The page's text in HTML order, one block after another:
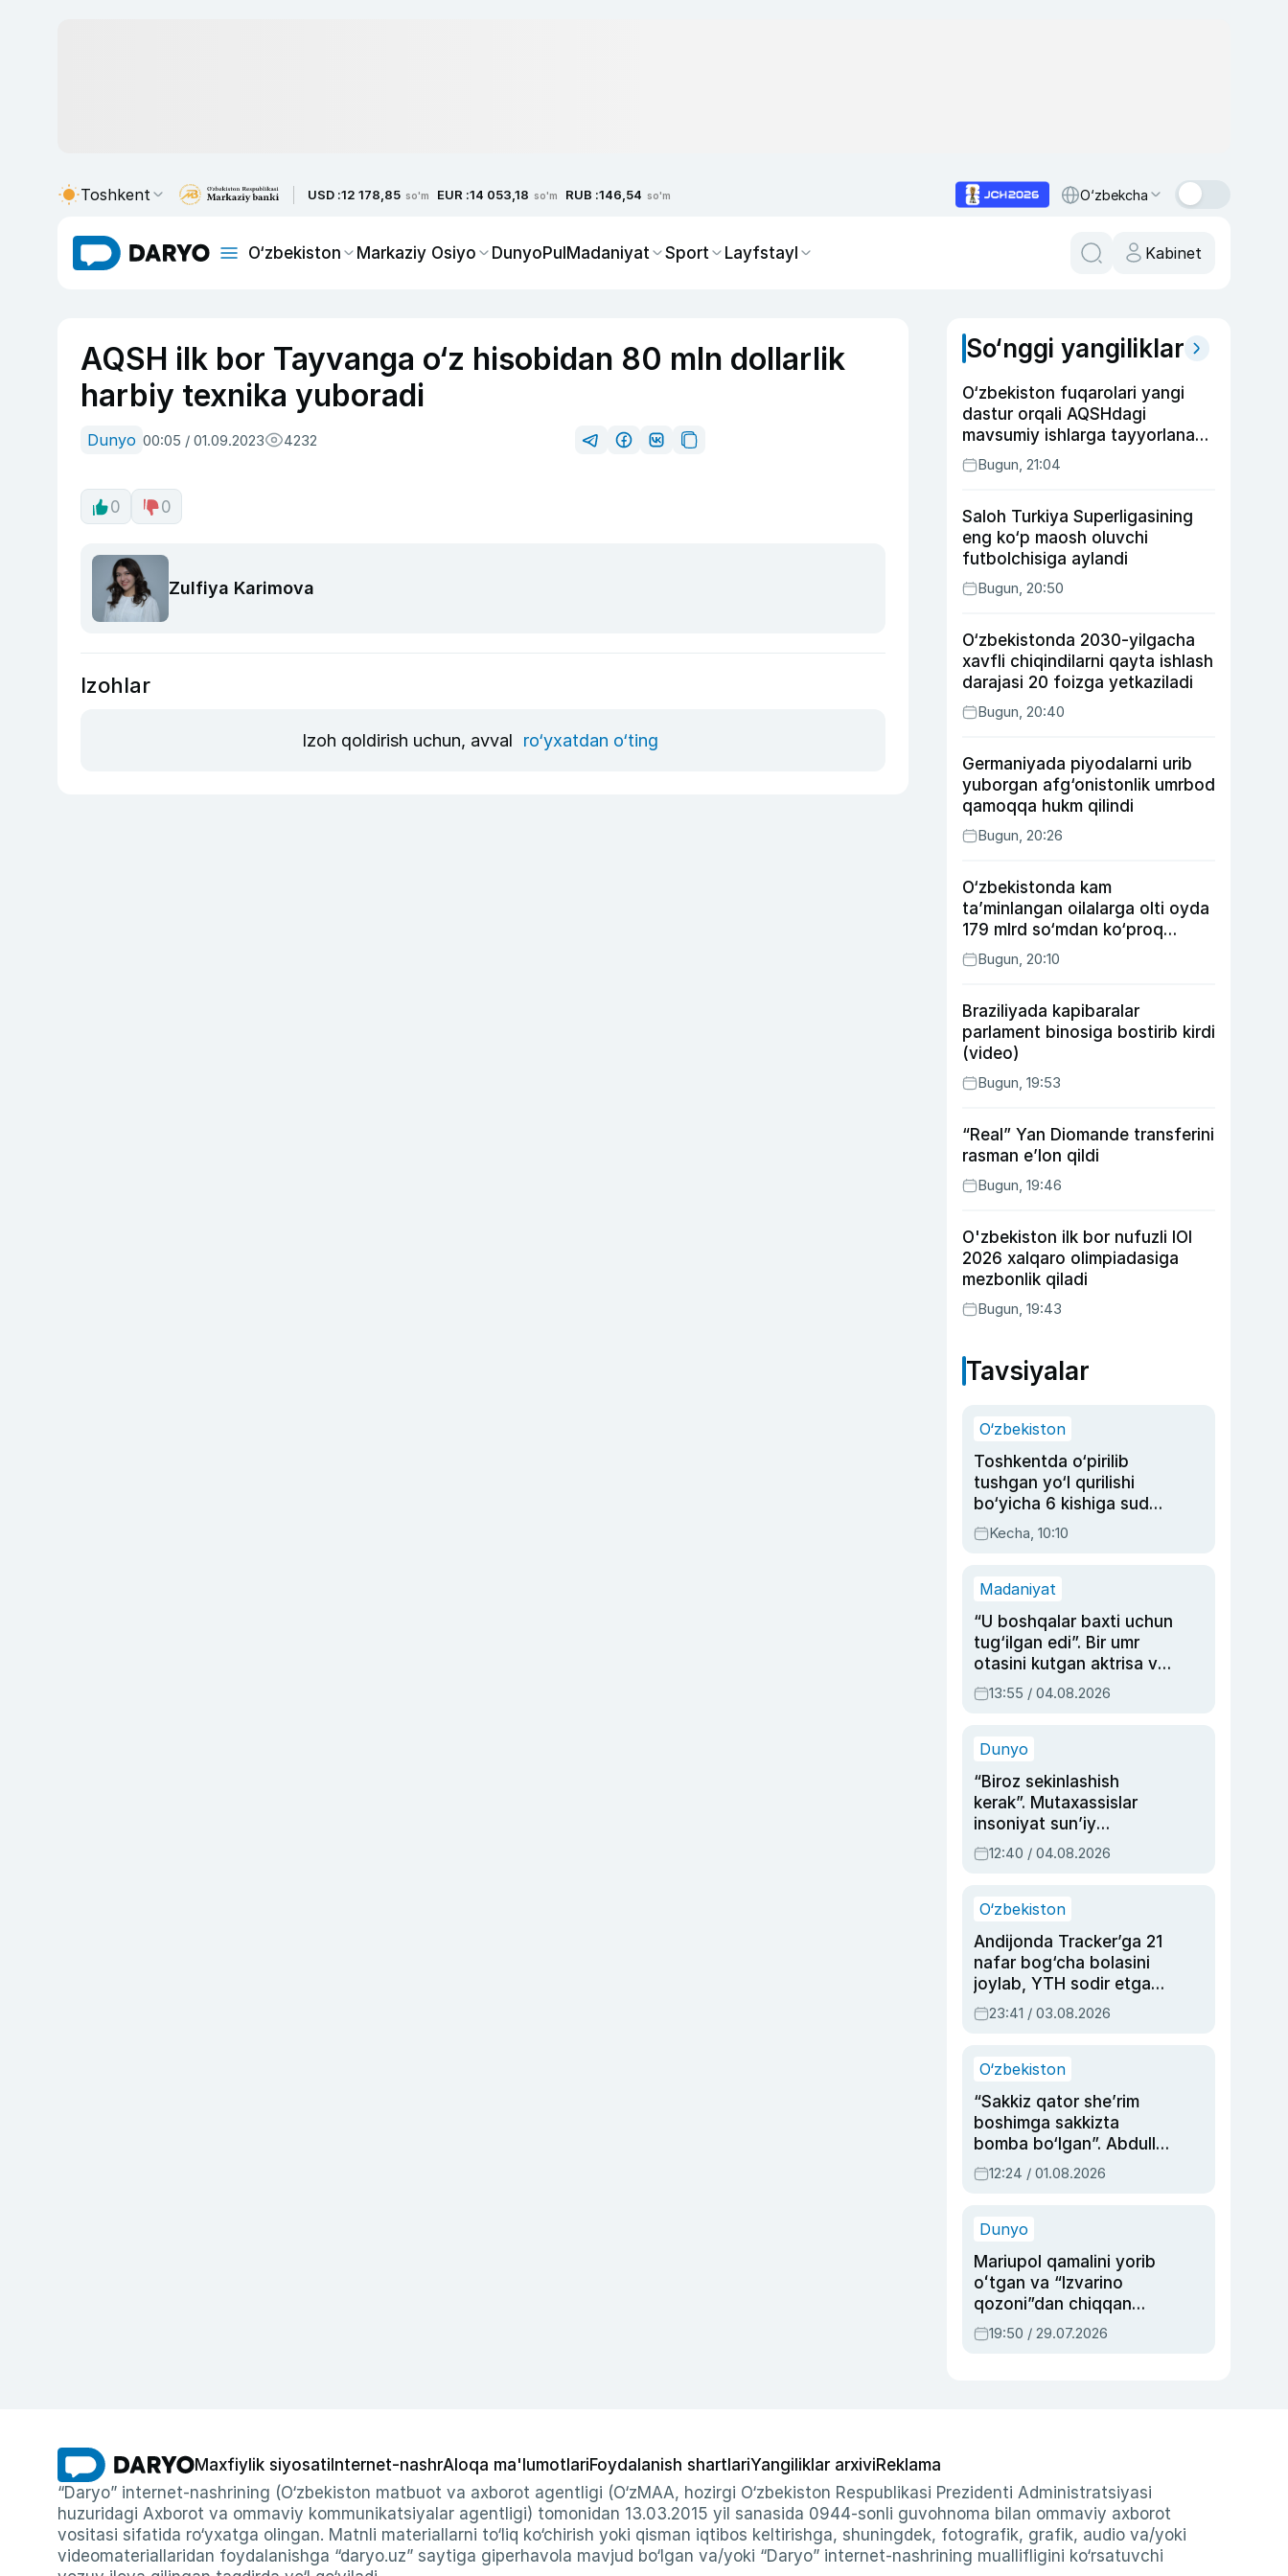
Toshkent USD :12 178,85 so'm EUR :14 053,18 so'm RUB :146,54 so'm O‘zbekcha
O‘zbekiston Markaziy Osiyo DunyoPulMadaniyat Sport Layfstayl Kabinet
AQSH ilk bor Tayvanga o‘z hisobidan 80 mln dollarlik
harbiy texnika yuboradi
Dunyo 00:05 / 01.09.2023 4232
0 0
Zulfiya Karimova
Izohlar
Izoh qoldirish uchun, avval ro‘yxatdan o‘ting
So‘nggi yangiliklar
O‘zbekiston fuqarolari yangi
dastur orqali AQSHdagi
mavsumiy ishlarga tayyorlanadi
va joylashtiriladi
Bugun, 21:04
Saloh Turkiya Superligasining
eng ko‘p maosh oluvchi
futbolchisiga aylandi
Bugun, 20:50
O‘zbekistonda 2030-yilgacha
xavfli chiqindilarni qayta ishlash
darajasi 20 foizga yetkaziladi
Bugun, 20:40
Germaniyada piyodalarni urib
yuborgan afg‘onistonlik umrbod
qamoqqa hukm qilindi
Bugun, 20:26
O‘zbekistonda kam
ta’minlangan oilalarga olti oyda
179 mlrd so‘mdan ko‘proq
ijtimoiy keshbek to‘lab berildi
Bugun, 20:10
Braziliyada kapibaralar
parlament binosiga bostirib kirdi
(video)
Bugun, 19:53
“Real” Yan Diomande transferini
rasman e’lon qildi
Bugun, 19:46
O'zbekiston ilk bor nufuzli IOI
2026 xalqaro olimpiadasiga
mezbonlik qiladi
Bugun, 19:43
Tavsiyalar
O‘zbekiston
Toshkentda o‘pirilib
tushgan yo‘l qurilishi
bo‘yicha 6 kishiga sud
hukmi o‘qildi
Kecha, 10:10
Madaniyat
“U boshqalar baxti uchun
tug‘ilgan edi”. Bir umr
otasini kutgan aktrisa va
dublyaj ustasi Rimma
Ahmedovaning
13:55 / 04.08.2026
Dunyo
“Biroz sekinlashish
kerak”. Mutaxassislar
insoniyat sun’iy
intellektni boshqara
olmay qolishidan xavotir
12:40 / 04.08.2026
O‘zbekiston
Andijonda Tracker’ga 21
nafar bog‘cha bolasini
joylab, YTH sodir etgan
ayolga sud hukmi o‘qildi
23:41 / 03.08.2026
O‘zbekiston
“Sakkiz qator she’rim
boshimga sakkizta
bomba bo‘lgan”. Abdulla
Oripovni siyosiy
ayblovlardan asrab
12:24 / 01.08.2026
Dunyo
Mariupol qamalini yorib
oʻtgan va “Izvarino
qozoni”dan chiqqan
qahramon — Ukraina
armiyasi bosh
19:50 / 29.07.2026
Maxfiylik siyosati Internet-nashrAloqa ma'lumotlariFoydalanish shartlariYangiliklar arxiviReklama
“Daryo” internet-nashrining (O‘zbekiston matbuot va axborot agentligi (O‘zMAA, hozirgi O‘zbekiston Respublikasi Prezidenti Administratsiyasi
huzuridagi Axborot va ommaviy kommunikatsiyalar agentligi) tomonidan 13.03.2015 yil sanasida 0944-sonli guvohnoma bilan ommaviy axborot
vositasi sifatida ro‘yxatga olingan. Matnli materiallarni to‘liq ko‘chirish yoki qisman iqtibos keltirishga, shuningdek, fotografik, grafik, audio va/yoki
videomateriallaridan foydalanishga “daryo.uz” saytiga giperhavola mavjud bo‘lgan va/yoki “Daryo” internet-nashrining muallifligini ko‘rsatuvchi